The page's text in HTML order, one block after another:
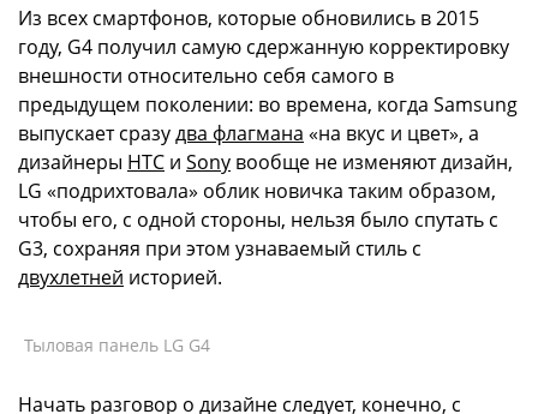
Из всех смартфонов, которые обновились в 2015
году, G4 получил самую сдержанную корректировку
внешности относительно себя самого в
предыдущем поколении: во времена, когда Samsung
выпускает сразудва флагмана «на вкус и цвет», а
дизайнеры HTC и Sony вообще не изменяют дизайн,
LG «подрихтовала» облик новичка таким образом,
чтобы его, с одной стороны, нельзя было спутать с
G3, сохраняя при этом узнаваемый стиль с
двухлетней историей.
Тыловая панель LG G4
Начать разговор о дизайне следует, конечно, с